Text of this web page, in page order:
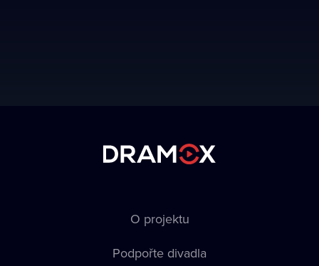
O projektu
Podpořte divadla